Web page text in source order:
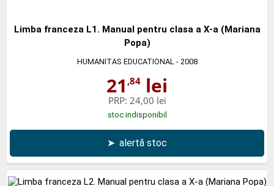
Limba franceza L1. Manual pentru clasa a X-a (Mariana
Popa)
HUMANITAS EDUCATIONAL - 2008
21 ,84 lei
PRP: 24,00 lei
stoc indisponibil
➤ alertă stoc